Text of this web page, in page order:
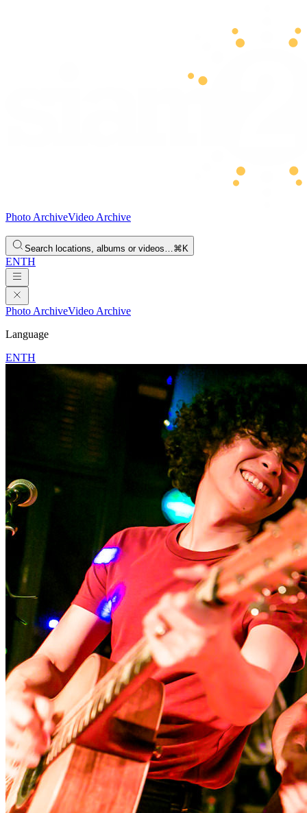
Photo ArchiveVideo Archive
Search locations, albums or videos…⌘K
ENTH
Photo ArchiveVideo Archive
Language
ENTH